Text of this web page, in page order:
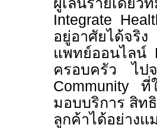
Integrate
อยู่อาศัยได้จริ
แพทย์ออนไลน์
ครอบครัว ไป
Community
ที่
มอบบริการ สิท
ลูกค้าได้อย่าง